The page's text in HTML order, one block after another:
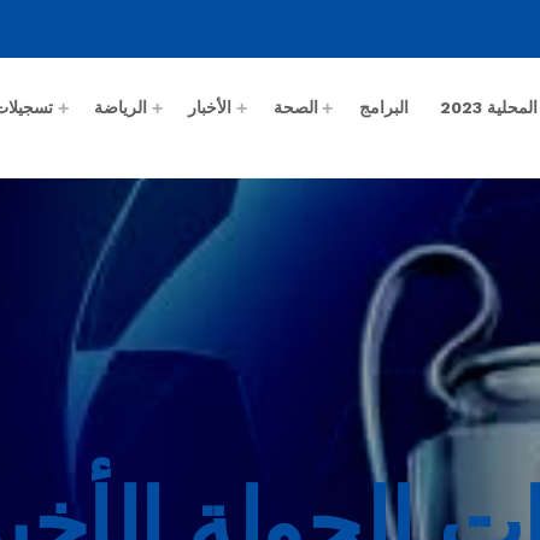
2023 البرامج الصحة الأخبار الرياضة